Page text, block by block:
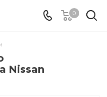
0
Nissan